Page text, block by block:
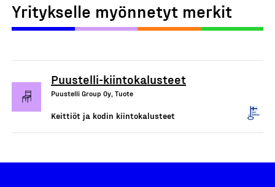
Yritykselle myönnetyt merkit
Puustelli-kiintokalusteet
Puustelli Group Oy, Tuote
Keittiöt ja kodin kiintokalusteet